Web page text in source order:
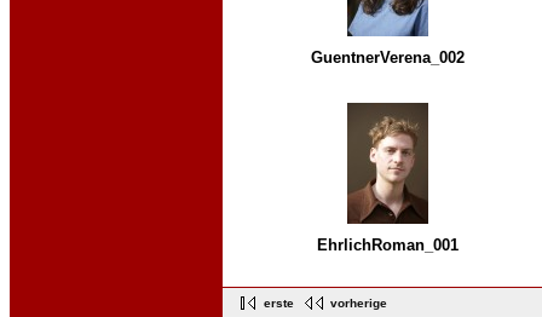
GuentnerVerena_002
EhrlichRoman_001
erste vorherige